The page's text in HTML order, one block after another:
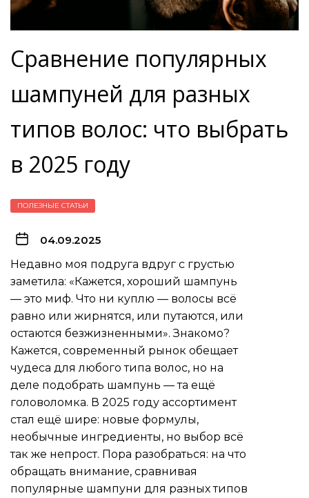
Сравнение популярных
шампуней для разных
типов волос: что выбрать
в 2025 году
ПОЛЕЗНЫЕ СТАТЬИ
04.09.2025
Недавно моя подруга вдруг с грустью
заметила: «Кажется, хороший шампунь
— это миф. Что ни куплю — волосы всё
равно или жирнятся, или путаются, или
остаются безжизненными». Знакомо?
Кажется, современный рынок обещает
чудеса для любого типа волос, но на
деле подобрать шампунь — та ещё
головоломка. В 2025 году ассортимент
стал ещё шире: новые формулы,
необычные ингредиенты, но выбор всё
так же непрост. Пора разобраться: на что
обращать внимание, сравнивая
популярные шампуни для разных типов